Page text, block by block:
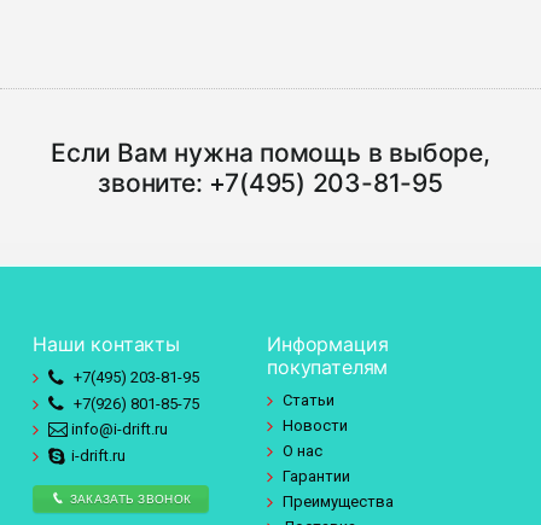
Если Вам нужна помощь в выборе,
звоните: +7(495) 203-81-95
Наши контакты
+7(495) 203-81-95
+7(926) 801-85-75
info@i-drift.ru
i-drift.ru
ЗАКАЗАТЬ ЗВОНОК
Информация
покупателям
Статьи
Новости
О нас
Гарантии
Преимущества